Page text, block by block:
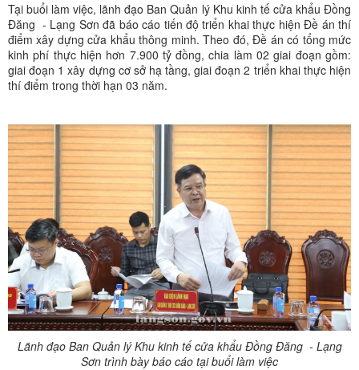
Tại buổi làm việc, lãnh đạo Ban Quản lý Khu kinh tế cửa khẩu Đồng
Đăng - Lạng Sơn đã báo cáo tiến độ triển khai thực hiện Đề án thí
điểm xây dựng cửa khẩu thông minh. Theo đó, Đề án có tổng mức
kinh phí thực hiện hơn 7.900 tỷ đồng, chia làm 02 giai đoạn gồm:
giai đoạn 1 xây dựng cơ sở hạ tầng, giai đoạn 2 triển khai thực hiện
thí điểm trong thời hạn 03 năm.
Lãnh đạo Ban Quản lý Khu kinh tế cửa khẩu Đồng Đăng - Lạng
Sơn trình bày báo cáo tại buổi làm việc